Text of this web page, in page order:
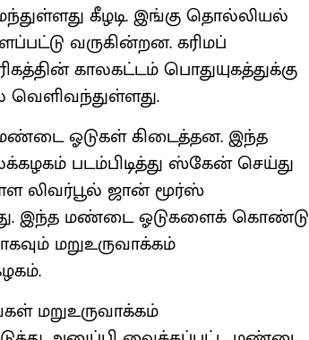
கீழடி. இங்கு தொல்லியல்
வருகின்றன. கரிமப்
காலகட்டம் பொதுயுகத்துக்கு
வெளிவந்துள்ளது.
மண்டை ஓடுகள் கிடைத்தன. இந்த
படம்பிடித்து ஸ்கேன் செய்து
லிவர்பூல் ஜான் மூர்ஸ்
இந்த மண்டை ஓடுகளைக் கொண்டு
மறுஉருவாக்கம்
மறுஉருவாக்கம்